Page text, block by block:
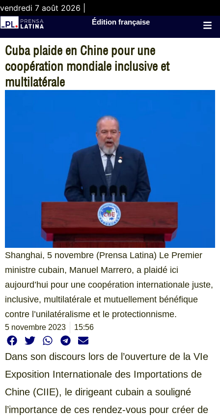
vendredi 7 août 2026 |
Édition française
Cuba plaide en Chine pour une
coopération mondiale inclusive et
multilatérale
Shanghai, 5 novembre (Prensa Latina) Le Premier
ministre cubain, Manuel Marrero, a plaidé ici
aujourd’hui pour une coopération internationale juste,
inclusive, multilatérale et mutuellement bénéfique
contre l’unilatéralisme et le protectionnisme.
5 novembre 2023 15:56
Dans son discours lors de l’ouverture de la VIe
Exposition Internationale des Importations de
Chine (CIIE), le dirigeant cubain a souligné
l’importance de ces rendez-vous pour créer de